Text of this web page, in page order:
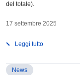
del totale).
17 settembre 2025
Leggi tutto
News